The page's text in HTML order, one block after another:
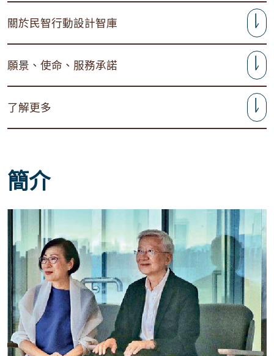
關於民智行動設計智庫
願景、使命、服務承諾
了解更多
簡介